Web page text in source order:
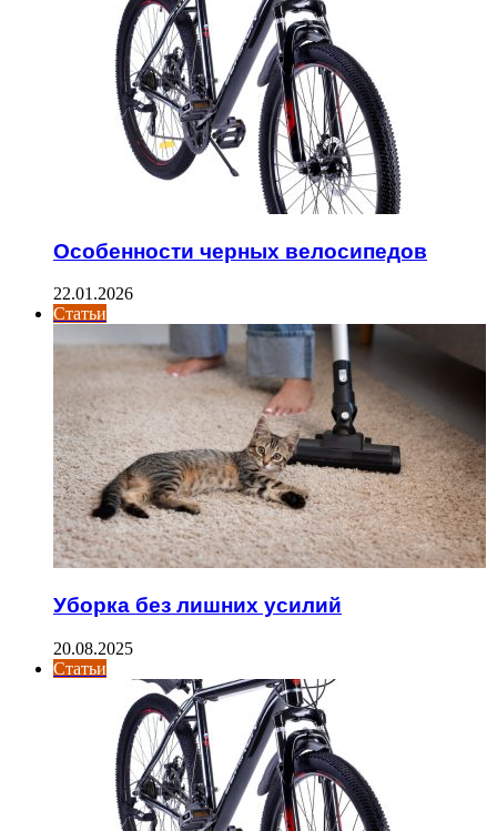
Особенности черных велосипедов
22.01.2026
Статьи
Уборка без лишних усилий
20.08.2025
Статьи